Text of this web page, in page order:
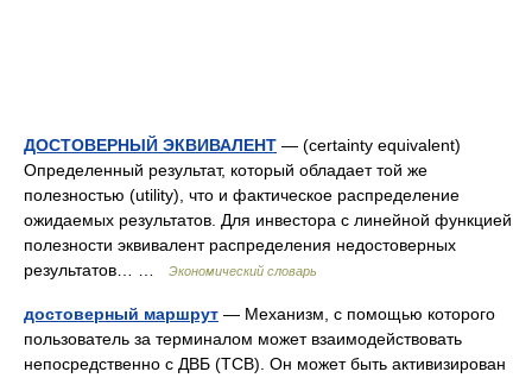
ДОСТОВЕРНЫЙ ЭКВИВАЛЕНТ — (certainty equivalent)
Определенный результат, который обладает той же
полезностью (utility), что и фактическое распределение
ожидаемых результатов. Для инвестора с линейной функцией
полезности эквивалент распределения недостоверных
результатов… …
Экономический словарь
достоверный маршрут — Механизм, с помощью которого
пользователь за терминалом может взаимодействовать
непосредственно с ДВБ (TCB). Он может быть активизирован